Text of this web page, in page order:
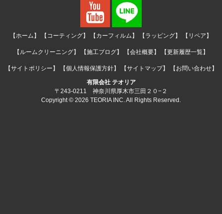
【ホーム】 【コーティング】 【カーフィルム】 【ラッピング】 【リペア】
【ルームクリーニング】 【施工ブログ】 【会社概要】 【更新履歴一覧】
【サイトポリシー】 【個人情報保護方針】 【サイトマップ】
【お問い合わせ】
有限会社 テオリア
〒243-0211 神奈川県厚木市三田２０−２
Copyright © 2026 TEORIA INC. All Rights Reserved.